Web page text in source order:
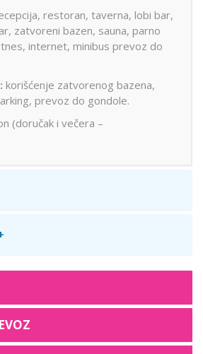
restoran, taverna, lobi bar,
zatvoreni bazen, sauna, parno
internet, minibus prevoz do
korišćenje zatvorenog bazena,
prevoz do gondole.
(doručak i večera –